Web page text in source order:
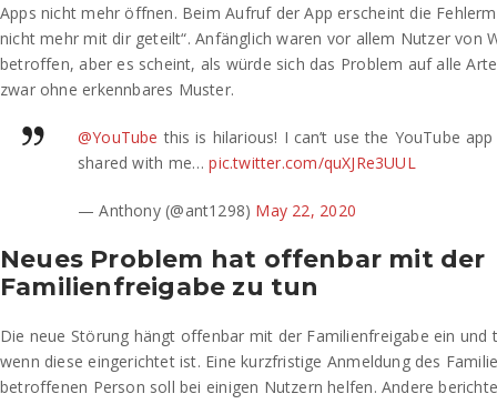
Apps nicht mehr öffnen. Beim Aufruf der App erscheint die
nicht mehr mit dir geteilt“. Anfänglich waren vor allem Nutzer von
betroffen, aber es scheint, als würde sich das Problem auf alle
zwar ohne erkennbares Muster.
@YouTube this is hilarious! I can’t use the YouTube
shared with me…pic.twitter.com/quXJRe3UUL
— Anthony (@ant1298) May 22, 2020
Neues Problem hat offenbar mit der
Familienfreigabe zu tun
Die neue Störung hängt offenbar mit der Familienfreigabe ein
wenn diese eingerichtet ist. Eine kurzfristige Anmeldung des
betroffenen Person soll bei einigen Nutzern helfen. Andere